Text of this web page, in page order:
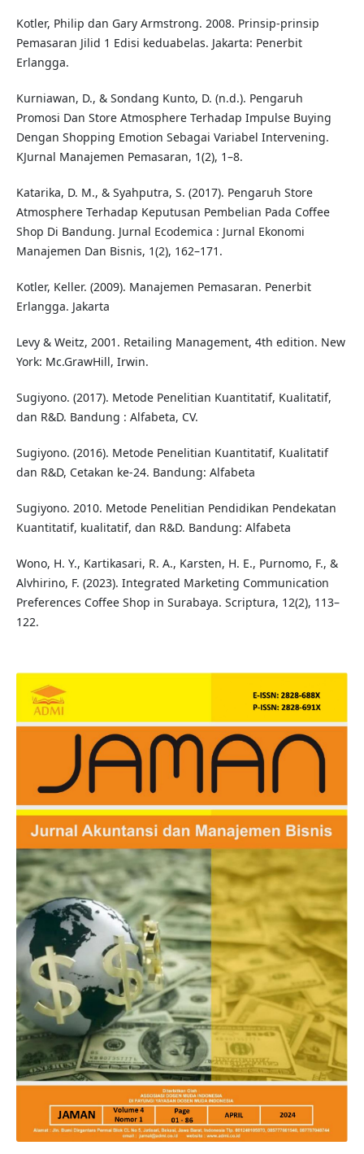
Kotler, Philip dan Gary Armstrong. 2008. Prinsip-prinsip
Pemasaran Jilid 1 Edisi keduabelas. Jakarta: Penerbit
Erlangga.
Kurniawan, D., & Sondang Kunto, D. (n.d.). Pengaruh
Promosi Dan Store Atmosphere Terhadap Impulse Buying
Dengan Shopping Emotion Sebagai Variabel Intervening.
KJurnal Manajemen Pemasaran, 1(2), 1–8.
Katarika, D. M., & Syahputra, S. (2017). Pengaruh Store
Atmosphere Terhadap Keputusan Pembelian Pada Coffee
Shop Di Bandung. Jurnal Ecodemica : Jurnal Ekonomi
Manajemen Dan Bisnis, 1(2), 162–171.
Kotler, Keller. (2009). Manajemen Pemasaran. Penerbit
Erlangga. Jakarta
Levy & Weitz, 2001. Retailing Management, 4th edition. New
York: Mc.GrawHill, Irwin.
Sugiyono. (2017). Metode Penelitian Kuantitatif, Kualitatif,
dan R&D. Bandung : Alfabeta, CV.
Sugiyono. (2016). Metode Penelitian Kuantitatif, Kualitatif
dan R&D, Cetakan ke-24. Bandung: Alfabeta
Sugiyono. 2010. Metode Penelitian Pendidikan Pendekatan
Kuantitatif, kualitatif, dan R&D. Bandung: Alfabeta
Wono, H. Y., Kartikasari, R. A., Karsten, H. E., Purnomo, F., &
Alvhirino, F. (2023). Integrated Marketing Communication
Preferences Coffee Shop in Surabaya. Scriptura, 12(2), 113–
122.